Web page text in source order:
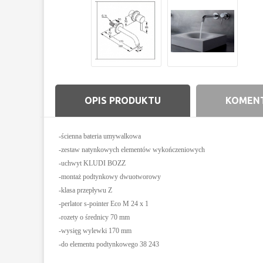
OPIS PRODUKTU
-ścienna bateria umywalkowa
-zestaw natynkowych elementów wykończeniowych
-uchwyt KLUDI BOZZ
-montaż podtynkowy dwuotworowy
-klasa przepływu Z
-perlator s-pointer Eco M 24 x 1
-rozety o średnicy 70 mm
-wysięg wylewki 170 mm
-do elementu podtynkowego 38 243